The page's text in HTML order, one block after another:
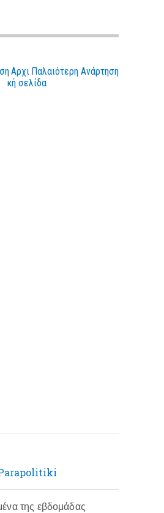
Παλαιότερη Ανάρτηση
Αρχι
κή σελίδα
της εβδομάδας